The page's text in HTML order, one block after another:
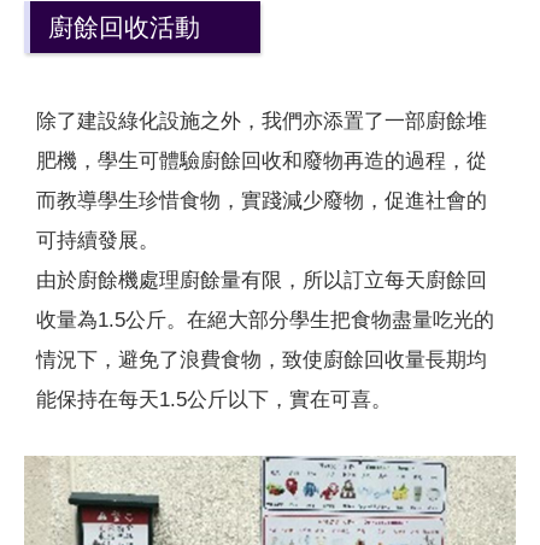
廚餘回收活動
除了建設綠化設施之外，我們亦添置了一部廚餘堆
肥機，學生可體驗廚餘回收和廢物再造的過程，從
而教導學生珍惜食物，實踐減少廢物，促進社會的
可持續發展。
由於廚餘機處理廚餘量有限，所以訂立每天廚餘回
收量為1.5公斤。在絕大部分學生把食物盡量吃光的
情況下，避免了浪費食物，致使廚餘回收量長期均
能保持在每天1.5公斤以下，實在可喜。